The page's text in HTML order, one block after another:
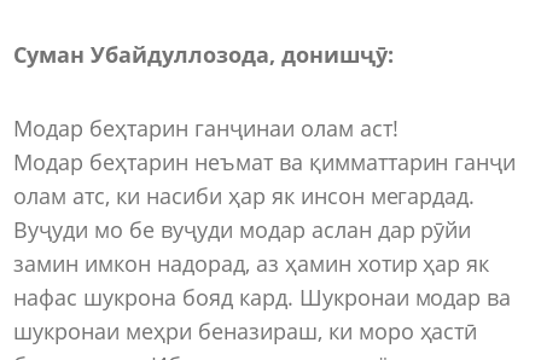
Суман Убайдуллозода, донишҷӯ:
Модар беҳтарин ганҷинаи олам аст!
Модар беҳтарин неъмат ва қимматтарин ганҷи
олам атс, ки насиби ҳар як инсон мегардад.
Вуҷуди мо бе вуҷуди модар аслан дар рӯйи
замин имкон надорад, аз ҳамин хотир ҳар як
нафас шукрона бояд кард. Шукронаи модар ва
шукронаи меҳри беназираш, ки моро ҳастӣ